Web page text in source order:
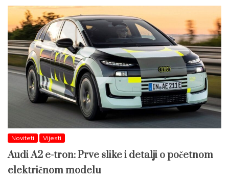
Noviteti Vijesti
Audi A2 e-tron: Prve slike i detalji o početnom
električnom modelu